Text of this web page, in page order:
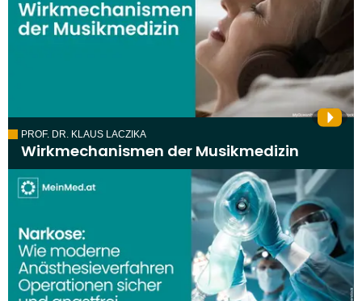
PROF. DR. KLAUS LACZIKA
Wirkmechanismen der Musikmedizin